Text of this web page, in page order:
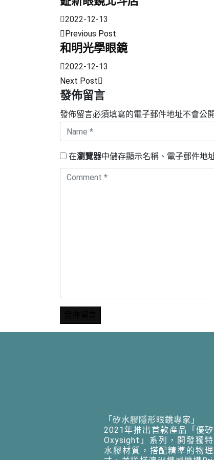
2022-12-13
Previous Post
和明光學眼鏡
2022-12-13
Next Post
發佈留言
發佈留言必須填寫的電子郵件地址不會公
在瀏覽器中儲存顯示名稱、電子郵件地
「矽水膠隱形眼鏡專家」
2021年推出首款產品「優
Oxysight」系列，開發獨
水膠材質，搭配精準的物理